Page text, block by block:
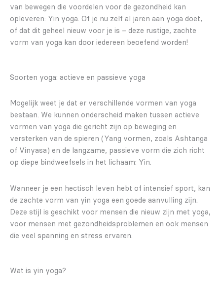
van bewegen die voordelen voor de gezondheid kan
opleveren: Yin yoga. Of je nu zelf al jaren aan yoga doet,
of dat dit geheel nieuw voor je is – deze rustige, zachte
vorm van yoga kan door iedereen beoefend worden!
Soorten yoga: actieve en passieve yoga
Mogelijk weet je dat er verschillende vormen van yoga
bestaan. We kunnen onderscheid maken tussen actieve
vormen van yoga die gericht zijn op beweging en
versterken van de spieren (Yang vormen, zoals Ashtanga
of Vinyasa) en de langzame, passieve vorm die zich richt
op diepe bindweefsels in het lichaam: Yin.
Wanneer je een hectisch leven hebt of intensief sport, kan
de zachte vorm van yin yoga een goede aanvulling zijn.
Deze stijl is geschikt voor mensen die nieuw zijn met yoga,
voor mensen met gezondheidsproblemen en ook mensen
die veel spanning en stress ervaren.
Wat is yin yoga?